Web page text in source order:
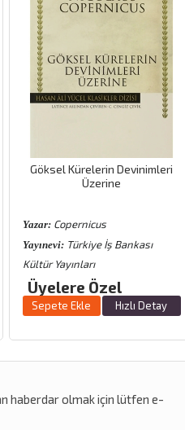
Göksel Kürelerin Devinimleri
Üzerine
Yazar:Copernicus
Yayınevi:Türkiye İş Bankası
Kültür Yayınları
Üyelere Özel
Sepete Ekle Hızlı Detay
haberdar olmak için lütfen e-